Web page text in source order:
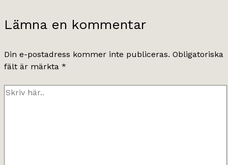
Lämna en kommentar
Din e-postadress kommer inte publiceras. Obligatoriska
fält är märkta *
Skriv